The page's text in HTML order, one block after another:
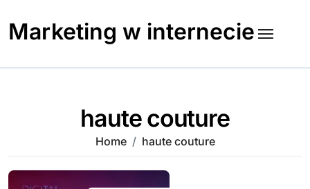
content
Marketing w internecie
haute couture
Home haute couture